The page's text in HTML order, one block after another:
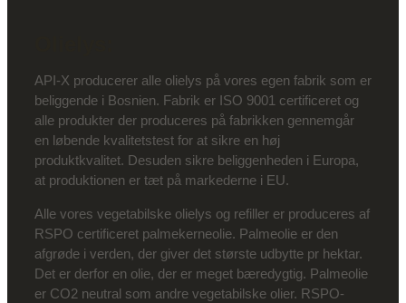
API-X producerer alle olielys på vores egen fabrik som er
beliggende i Bosnien. Fabrik er ISO 9001 certificeret og
alle produkter der produceres på fabrikken gennemgår
en løbende kvalitetstest for at sikre en høj
produktkvalitet. Desuden sikre beliggenheden i Europa,
at produktionen er tæt på markederne i EU.
Alle vores vegetabilske olielys og refiller er produceres af
RSPO certificeret palmekerneolie. Palmeolie er den
afgrøde i verden, der giver det største udbytte pr hektar.
Det er derfor en olie, der er meget bæredygtig. Palmeolie
er CO2 neutral som andre vegetabilske olier. RSPO-